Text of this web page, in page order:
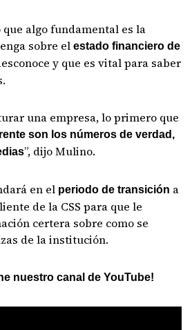
algo fundamental es la
sobre elestado financiero de
y que es vital para saber
una empresa, lo primero que
son los números de verdad,
”, dijo Mulino.
en el periodo de transición a
de la CSS para que le
certera sobre como se
de la institución.
nuestro canal de YouTube!